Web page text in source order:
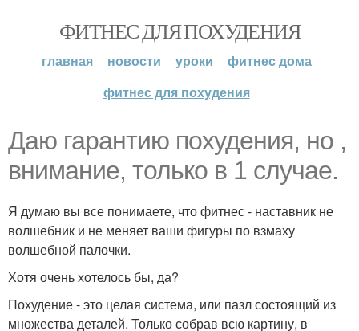
ФИТНЕС ДЛЯ ПОХУДЕНИЯ
главная новости уроки
фитнес дома
фитнес для похудения
Даю гарантию похудения, но ,
внимание, только в 1 случае.
Я думаю вы все понимаете, что фитнес - наставник не
волшебник и не меняет ваши фигуры по взмаху
волшебной палочки.
Хотя очень хотелось бы, да?
Похудение - это целая система, или пазл состоящий из
множества деталей. Только собрав всю картину, в